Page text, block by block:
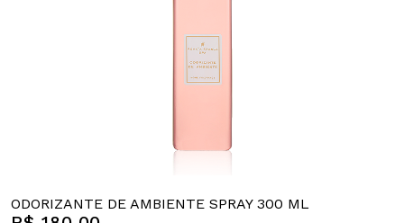
ODORIZANTE DE AMBIENTE SPRAY 300 ML